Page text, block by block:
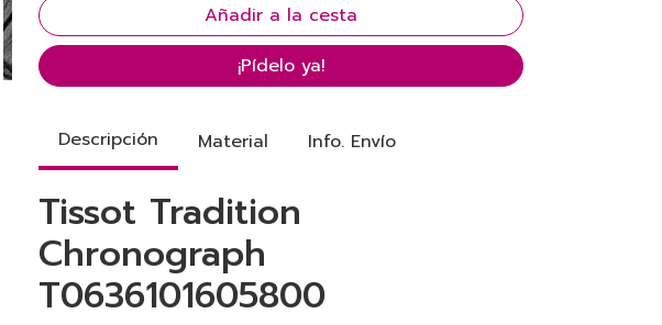
¡Pídelo ya!
Descripción Material Info. Envío
Tissot Tradition
Chronograph
T0636101605800